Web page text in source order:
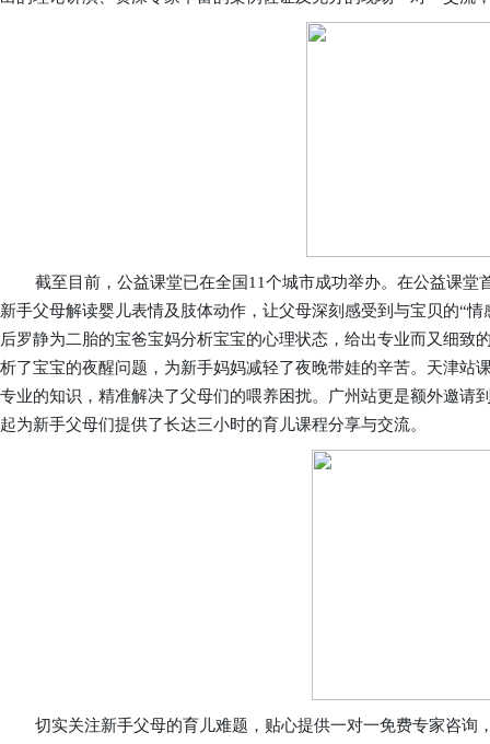
截至目前 ，公益课堂已在全国11个城市成功举办。在公益课
新手父母解读婴儿表情及肢体动作，让父母深刻感受到与宝贝的“
后罗静为二胎的宝爸宝妈分析宝宝的心理状态，给出专业而又细致
析了宝宝的夜醒问题 ，为新手妈妈减轻了夜晚带娃的辛苦。天津
专业的知识，精准解决了父母们的喂养困扰。广州站更是额外邀请
起为新手父母们提供了长达三小时的育儿课程分享与交流。
切实关注新手父母的育儿难题， 贴心提供一对一免费专家咨询